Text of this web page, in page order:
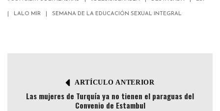
LALO MIR SEMANA DE LA EDUCACIÓN SEXUAL INTEGRAL
ARTÍCULO ANTERIOR
Las mujeres de Turquía ya no tienen el paraguas del
Convenio de Estambul